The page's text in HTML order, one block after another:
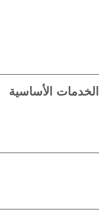
الخدمات الأساسية